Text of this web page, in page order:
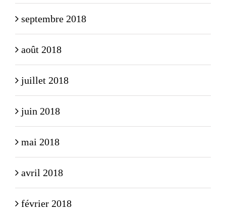
septembre 2018
août 2018
juillet 2018
juin 2018
mai 2018
avril 2018
février 2018